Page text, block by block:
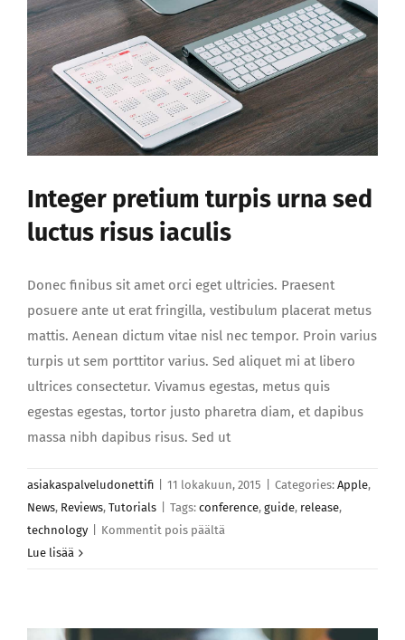
metus
dabus
sed
Integer pretium turpis urna sed
luctus risus iaculis
Donec finibus sit amet orci eget ultricies. Praesent
posuere ante ut erat fringilla, vestibulum placerat metus
mattis. Aenean dictum vitae nisl nec tempor. Proin varius
turpis ut sem porttitor varius. Sed aliquet mi at libero
ultrices consectetur. Vivamus egestas, metus quis
egestas egestas, tortor justo pharetra diam, et dapibus
massa nibh dapibus risus. Sed ut
asiakaspalveludonettifi 11 lokakuun, 2015 Categories: Apple,
News, Reviews, Tutorials Tags: conference, guide, release,
technology
Kommentit pois päältä
Lue lisää